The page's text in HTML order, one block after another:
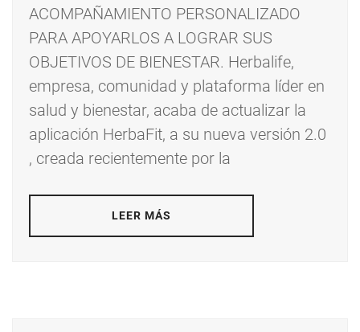
ACOMPAÑAMIENTO PERSONALIZADO
PARA APOYARLOS A LOGRAR SUS
OBJETIVOS DE BIENESTAR. Herbalife,
empresa, comunidad y plataforma líder en
salud y bienestar, acaba de actualizar la
aplicación HerbaFit, a su nueva versión 2.0
, creada recientemente por la
LEER MÁS